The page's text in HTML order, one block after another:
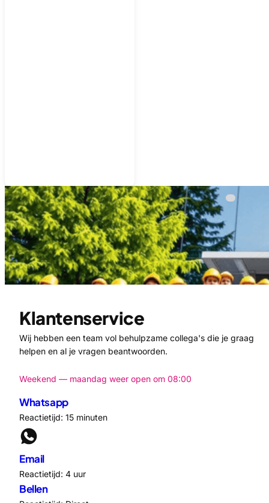
Klantenservice
Wij hebben een team vol behulpzame collega's die je graag
helpen en al je vragen beantwoorden.
Weekend — maandag weer open om 08:00
Whatsapp
Reactietijd: 15 minuten
Email
Reactietijd: 4 uur
Bellen